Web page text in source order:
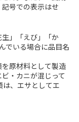
号での表示はせ
」「えび」「か
でいる場合に品目名
原材料として製造
・カニが混じって
は、エサとしてエ